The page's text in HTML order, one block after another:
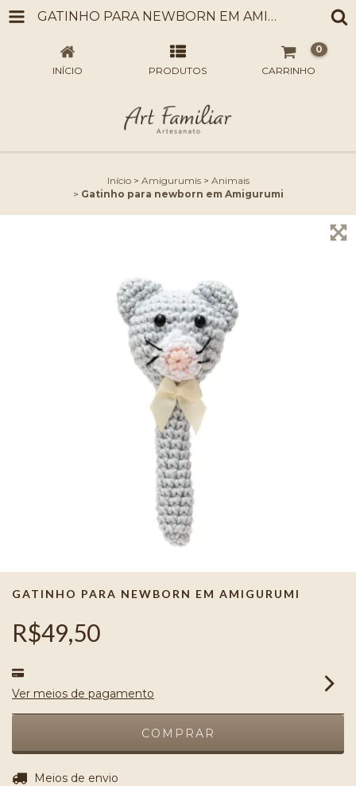
GATINHO PARA NEWBORN EM AMIGURUMI
INÍCIO PRODUTOS CARRINHO
0
Início > Amigurumis > Animais
> Gatinho para newborn em Amigurumi
GATINHO PARA NEWBORN EM AMIGURUMI
R$49,50
Ver meios de pagamento
Entregas para o CEP:
Meios de envio